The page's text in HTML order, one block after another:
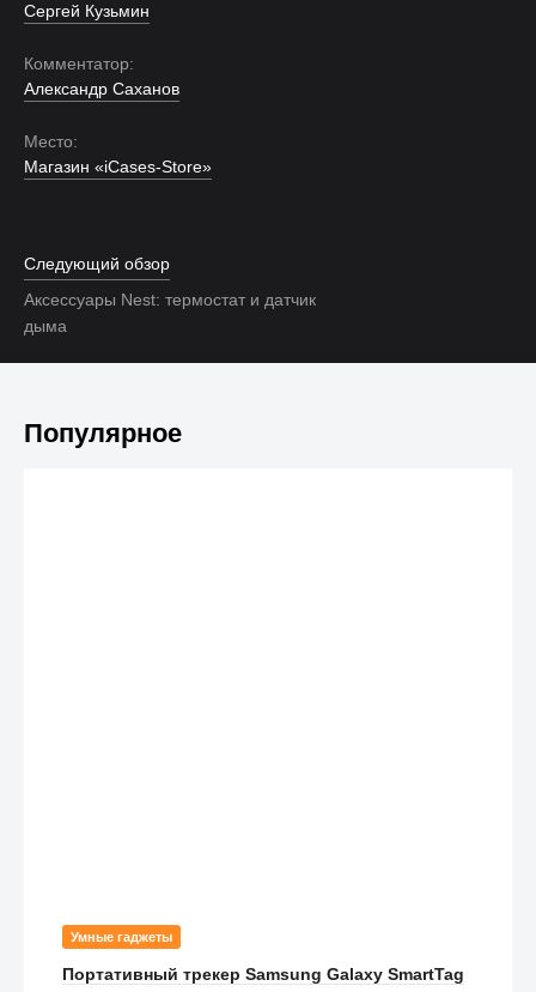
Сергей Кузьмин
Комментатор:
Александр Саханов
Место:
Магазин «iCases-Store»
Следующий обзор
Аксессуары Nest: термостат и датчик
дыма
Популярное
Умные гаджеты
Портативный трекер Samsung Galaxy SmartTag